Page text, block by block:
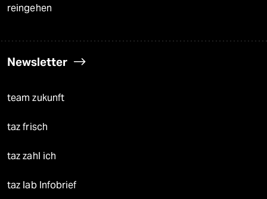
reingehen
Newsletter
team zukunft
taz frisch
taz zahl ich
taz lab Infobrief